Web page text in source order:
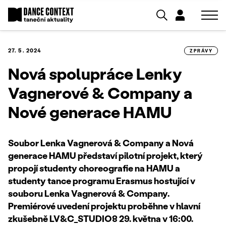
27. 5. 2024 ZPRÁVY
Nová spolupráce Lenky
Vagnerové & Company a
Nové generace HAMU
Soubor Lenka Vagnerová & Company a Nová
generace HAMU představí pilotní projekt, který
propojí studenty choreografie na HAMU a
studenty tance programu Erasmus hostující v
souboru Lenka Vagnerová & Company.
Premiérové uvedení projektu proběhne v hlavní
zkušebně LV&C_STUDIO8 29. května v 16:00.